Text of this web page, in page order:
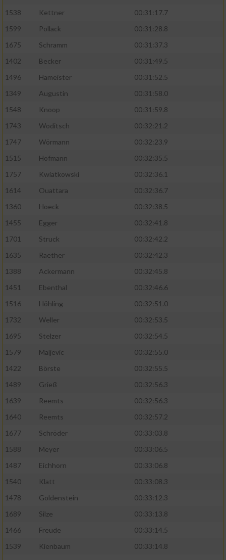
1538
Kettner
00:31:17.7
1599
Pollack
00:31:28.8
1675
Schramm
00:31:37.3
1402
Becker
00:31:49.5
1496
Hameister
00:31:52.5
1349
Augustin
00:31:58.0
1548
Knoop
00:31:59.8
1743
Woditsch
00:32:21.2
1747
Wörmann
00:32:23.9
1515
Hofmann
00:32:35.5
1757
Kwiatkowski
00:32:36.1
1614
Ouattara
00:32:36.7
1360
Hoeck
00:32:38.5
1455
Egger
00:32:41.8
1701
Struck
00:32:42.2
1635
Raether
00:32:42.3
1388
Ackermann
00:32:45.8
1451
Ebenthal
00:32:46.6
1516
Höhling
00:32:51.0
1732
Weller
00:32:53.5
1695
Stelzer
00:32:54.5
1579
Maljevic
00:32:55.0
1422
Börste
00:32:55.5
1489
Grieß
00:32:56.3
1639
Reemts
00:32:56.3
1640
Reemts
00:32:57.2
1677
Schröder
00:33:03.8
1588
Meyer
00:33:06.5
1487
Eichhorn
00:33:06.8
1540
Klatt
00:33:08.3
1478
Goldenstein
00:33:12.3
1689
Silze
00:33:13.8
1466
Freude
00:33:14.5
1539
Kienbaum
00:33:14.8